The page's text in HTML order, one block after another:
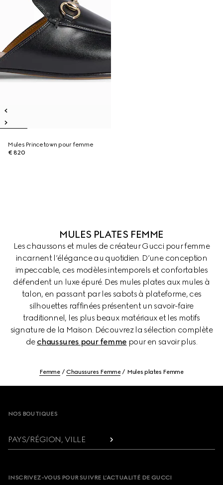
Mules Princetown pour femme
€ 820
MULES PLATES FEMME
Les chaussons et mules de créateur Gucci pour femme
incarnent l’élégance au quotidien. D’une conception
impeccable, ces modèles intemporels et confortables
défendent un luxe épuré. Des mules plates aux mules à
talon, en passant par les sabots à plateforme, ces
silhouettes raffinées présentent un savoir-faire
traditionnel, les plus beaux matériaux et les motifs
signature de la Maison. Découvrez la sélection complète
de chaussures pour femme pour en savoir plus.
Femme Chaussures Femme Mules plates Femme
NOS BOUTIQUES
PAYS/RÉGION, VILLE
INSCRIVEZ-VOUS POUR SUIVRE L’ACTUALITÉ DE GUCCI